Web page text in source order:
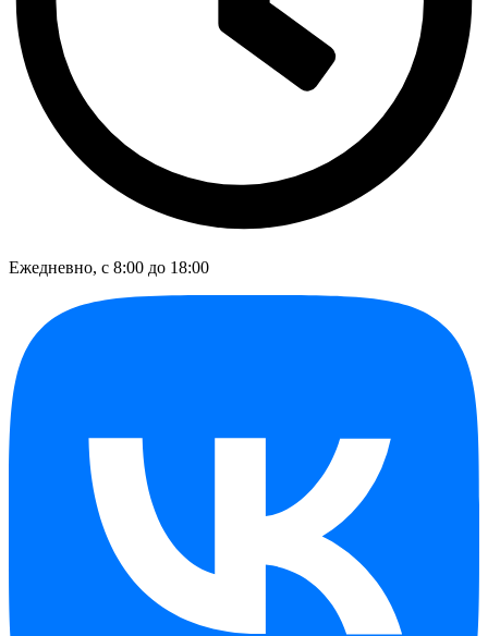
Ежедневно, с 8:00 до 18:00